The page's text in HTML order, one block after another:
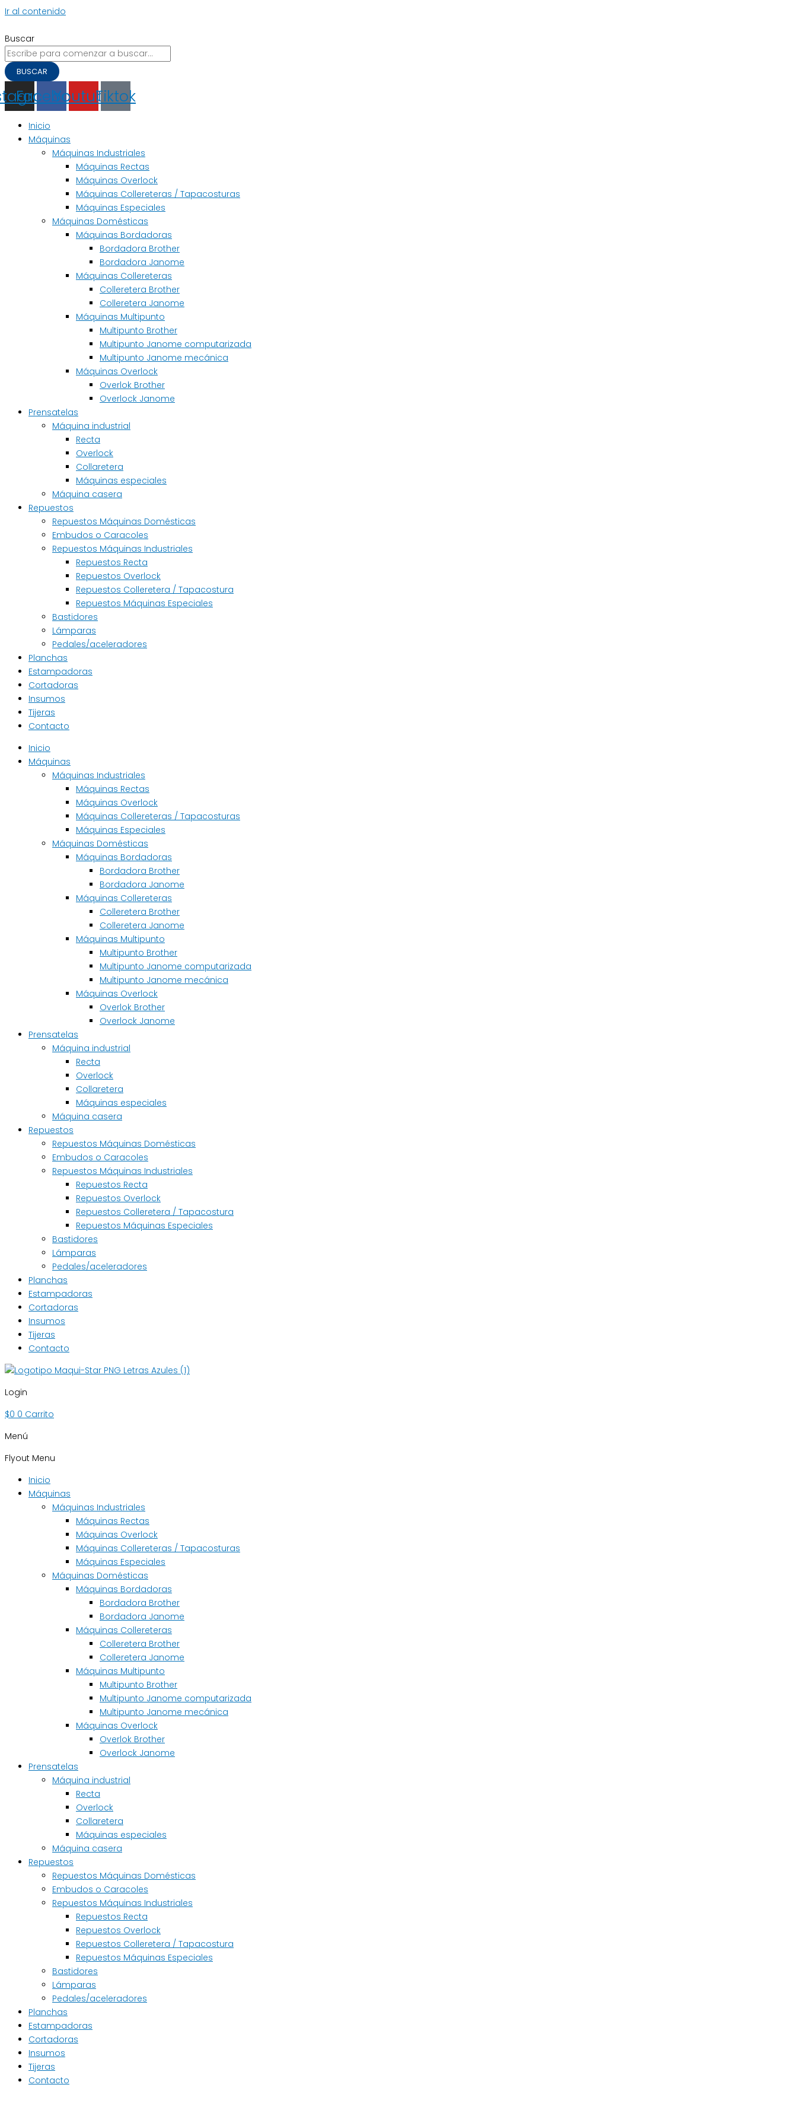
Ir al contenido
Buscar
BUSCAR
Facebook
YoutubeTiktok
Inicio
Máquinas
Máquinas Industriales
Máquinas Rectas
Máquinas Overlock
Máquinas Collereteras / Tapacosturas
Máquinas Especiales
Máquinas Domésticas
Máquinas Bordadoras
Bordadora Brother
Bordadora Janome
Máquinas Collereteras
Colleretera Brother
Colleretera Janome
Máquinas Multipunto
Multipunto Brother
Multipunto Janome computarizada
Multipunto Janome mecánica
Máquinas Overlock
Overlok Brother
Overlock Janome
Prensatelas
Máquina industrial
Recta
Overlock
Collaretera
Máquinas especiales
Máquina casera
Repuestos
Repuestos Máquinas Domésticas
Embudos o Caracoles
Repuestos Máquinas Industriales
Repuestos Recta
Repuestos Overlock
Repuestos Colleretera / Tapacostura
Repuestos Máquinas Especiales
Bastidores
Lámparas
Pedales/aceleradores
Planchas
Estampadoras
Cortadoras
Insumos
Tijeras
Contacto
Inicio
Máquinas
Máquinas Industriales
Máquinas Rectas
Máquinas Overlock
Máquinas Collereteras / Tapacosturas
Máquinas Especiales
Máquinas Domésticas
Máquinas Bordadoras
Bordadora Brother
Bordadora Janome
Máquinas Collereteras
Colleretera Brother
Colleretera Janome
Máquinas Multipunto
Multipunto Brother
Multipunto Janome computarizada
Multipunto Janome mecánica
Máquinas Overlock
Overlok Brother
Overlock Janome
Prensatelas
Máquina industrial
Recta
Overlock
Collaretera
Máquinas especiales
Máquina casera
Repuestos
Repuestos Máquinas Domésticas
Embudos o Caracoles
Repuestos Máquinas Industriales
Repuestos Recta
Repuestos Overlock
Repuestos Colleretera / Tapacostura
Repuestos Máquinas Especiales
Bastidores
Lámparas
Pedales/aceleradores
Planchas
Estampadoras
Cortadoras
Insumos
Tijeras
Contacto
Login
$0 0 Carrito
Menú
Flyout Menu
Inicio
Máquinas
Máquinas Industriales
Máquinas Rectas
Máquinas Overlock
Máquinas Collereteras / Tapacosturas
Máquinas Especiales
Máquinas Domésticas
Máquinas Bordadoras
Bordadora Brother
Bordadora Janome
Máquinas Collereteras
Colleretera Brother
Colleretera Janome
Máquinas Multipunto
Multipunto Brother
Multipunto Janome computarizada
Multipunto Janome mecánica
Máquinas Overlock
Overlok Brother
Overlock Janome
Prensatelas
Máquina industrial
Recta
Overlock
Collaretera
Máquinas especiales
Máquina casera
Repuestos
Repuestos Máquinas Domésticas
Embudos o Caracoles
Repuestos Máquinas Industriales
Repuestos Recta
Repuestos Overlock
Repuestos Colleretera / Tapacostura
Repuestos Máquinas Especiales
Bastidores
Lámparas
Pedales/aceleradores
Planchas
Estampadoras
Cortadoras
Insumos
Tijeras
Contacto